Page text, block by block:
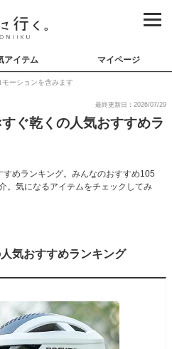
アイテム マイページ
モーションを含みます
最終更新日：2026/07/29
ぐ乾くの人気おすすめラ
めランキング。みんなのおすすめ105
。気になるアイテムをチェックしてみ
気おすすめランキング